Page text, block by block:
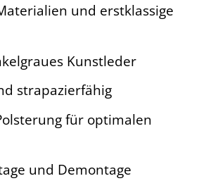
und erstklassige
Kunstleder
strapazierfähig
für optimalen
und Demontage